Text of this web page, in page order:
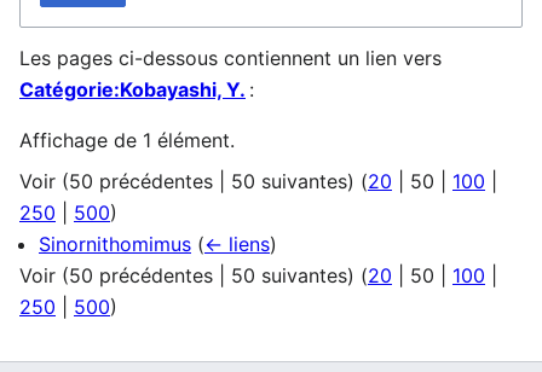
Les pages ci-dessous contiennent un lien vers
Catégorie:Kobayashi, Y. :
Affichage de 1 élément.
Voir (50 précédentes 50 suivantes) (20 50 100
250
500)
Sinornithomimus (← liens)
Voir (50 précédentes 50 suivantes) (20 50 100
250
500)